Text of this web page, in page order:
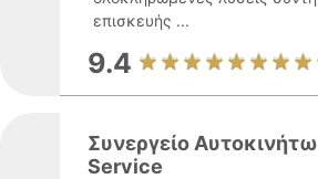
επισκευής ...
9.4
Συνεργείο
Service